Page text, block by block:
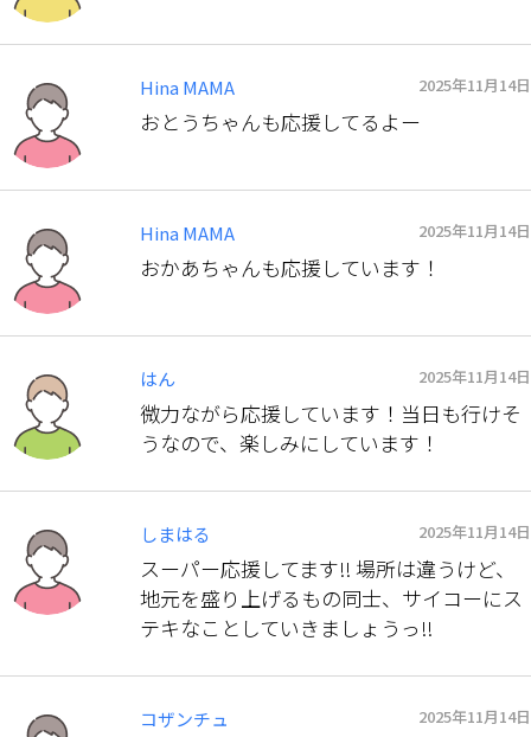
Hina MAMA 2025年11月14日
おとうちゃんも応援してるよー
Hina MAMA 2025年11月14日
おかあちゃんも応援しています！
はん 2025年11月14日
微力ながら応援しています！当日も行けそ
うなので、楽しみにしています！
しまはる 2025年11月14日
スーパー応援してます‼︎ 場所は違うけど、
地元を盛り上げるもの同士、サイコーにス
テキなことしていきましょうっ‼︎
コザンチュ 2025年11月14日